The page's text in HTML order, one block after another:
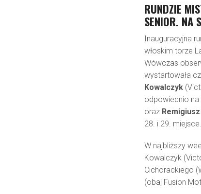
RUNDZIE
SENIOR. NA
Inauguracyjna
włoskim torze
Wówczas
wystartowała
Kowalczyk
odpowiednio
oraz
28. i 29. miejsce.
W najbliższy
Kowalczyk
Cichorackiego
(obaj Fusion